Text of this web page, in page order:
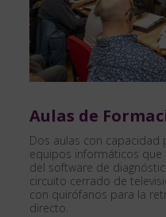
Aulas de
Dos aulas con
equipos informáticos que
del software de
circuito cerrado de
con quirófanos para la
directo.